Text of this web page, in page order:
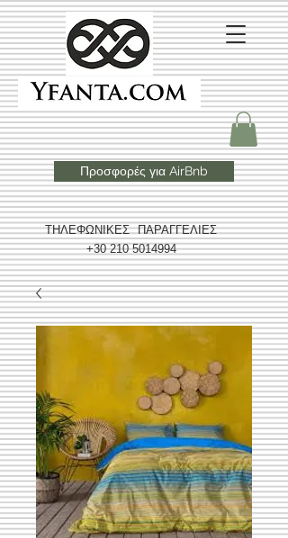
ΤΗΛΕΦΩΝΙΚΕΣ ΠΑΡΑΓΓΕΛΙΕΣ
+30 210 5014994
Προσφορές για AirBnb